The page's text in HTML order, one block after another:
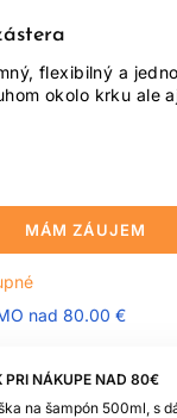
flexibilný a
okolo krku ale
PRI NÁKUPE NAD 80€
na šampón 500ml, s
MÁM ZÁUJEM
nad 80.00 €